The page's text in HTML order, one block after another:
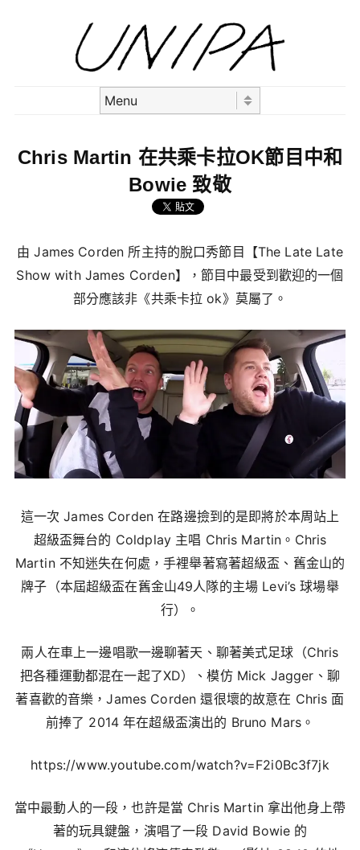
Chris Martin 在共乘卡拉OK節目中和
Bowie 致敬
由 James Corden 所主持的脫口秀節目【The Late Late
Show with James Corden】，節目中最受到歡迎的一個
部分應該非《共乘卡拉 ok》莫屬了。
這一次 James Corden 在路邊撿到的是即將於本周站上
超級盃舞台的 Coldplay 主唱 Chris Martin。Chris
Martin 不知迷失在何處，手裡舉著寫著超級盃、舊金山的
牌子（本屆超級盃在舊金山49人隊的主場 Levi’s 球場舉
行）。
兩人在車上一邊唱歌一邊聊著天、聊著美式足球（Chris
把各種運動都混在一起了XD）、模仿 Mick Jagger、聊
著喜歡的音樂，James Corden 還很壞的故意在 Chris 面
前捧了 2014 年在超級盃演出的 Bruno Mars。
https://www.youtube.com/watch?v=F2i0Bc3f7jk
當中最動人的一段，也許是當 Chris Martin 拿出他身上帶
著的玩具鍵盤，演唱了一段 David Bowie 的